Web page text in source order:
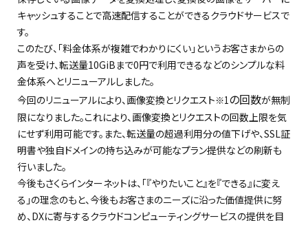
キャッシュすることで高速配信することができるクラウドサービスで
す。
このたび、「料金体系が複雑でわかりにくい」というお客さまからの
声を受け、転送量10GiBまで0円で利用できるなどのシンプルな料
金体系へとリニューアルしました。
今回のリニューアルにより、画像変換とリクエスト※1の回数が無制
限になりました。これにより、画像変換とリクエストの回数上限を気
にせず利用可能です。また、転送量の超過利用分の値下げや、SSL証
明書や独自ドメインの持ち込みが可能なプラン提供などの刷新も
行いました。
今後もさくらインターネットは、「『やりたいこと』を『できる』に変え
る」の理念のもと、今後もお客さまのニーズに沿った価値提供に努
め、DXに寄与するクラウドコンピューティングサービスの提供を目